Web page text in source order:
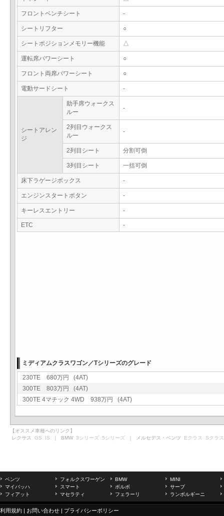
フロントベンチシート -
シートリフター ○
シートポジションメモリー機能 △
運転席パワーシート ○
フロント両席パワーシート ○
電動サードシート -
シートアレン
ジ
助手席ウォークス
ルー
-
2列目ウォークス
ルー
-
2列目シート 分割可倒
3列目シート 一括可倒
床下ラゲージボックス -
エンジンスタートボタン -
キーレスエントリー -
ETC -
ミディアムクラスワゴン／Tシリーズのグレード
230TE 680万円 (4AT)
300TE 803万円 (4AT)
300TE 4マチック 4WD 938万円 (4AT)
【オススメ車種へのリンク】
レクサス GS IS ｜ BMW 3シリーズ 5シリーズ ｜ メルセデス・ベンツ Eクラス Sクラス
ベンツ フォルクスワーゲン BMW
MINI
マイバッハ
スマート ボルボ
サーブ
フィアット
マセラティ フェラーリ ランボルギーニ
利用規約 | お問い合わせ | プライバシーポリシー